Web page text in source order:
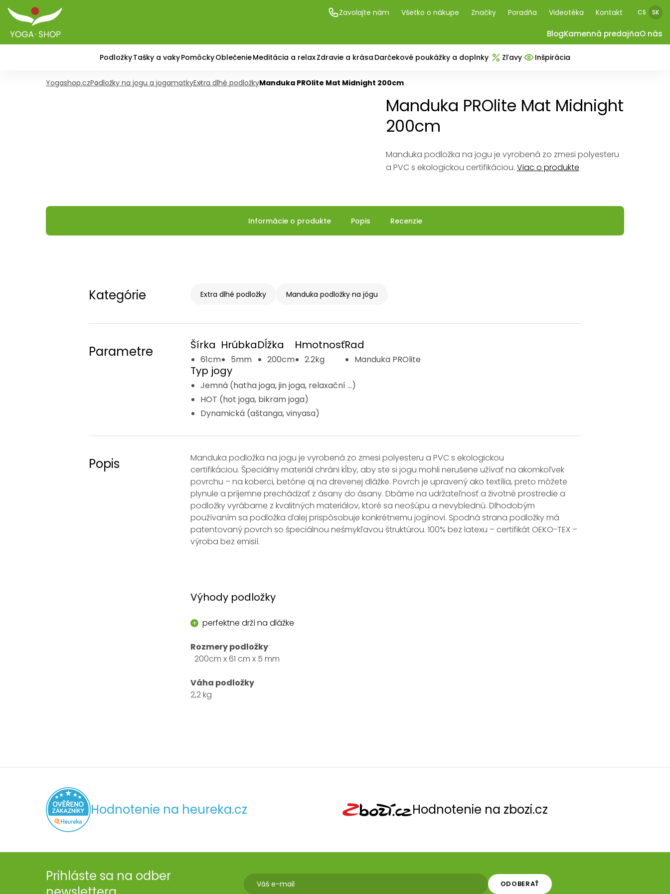
Zavolajte nám Všetko o nákupe Značky Poradňa Videotéka Kontakt CS SK
BlogKamenná predajňaO nás
PodložkyTašky a vakyPomôckyOblečenieMeditácia a relaxZdravie a krása Darčekové poukážky a doplnky Zľavy Inšpirácia
Yogashop.czPodložky na jogu a jogamatkyExtra dlhé podložkyManduka PROlite Mat Midnight 200cm
Manduka PROlite Mat Midnight
200cm
Manduka podložka na jogu je vyrobená zo zmesi polyesteru
a PVC s ekologickou certifikáciou. Viac o produkte
Informácie o produkte Popis Recenzie
Kategórie Extra dlhé podložky Manduka podložky na jógu
Parametre Šírka
61cm
Hrúbka
5mm
Dĺžka
200cm
Hmotnosť
2.2kg
Rad
Manduka PROlite
Typ jogy
Jemná (hatha joga, jin joga, relaxační ...)
HOT (hot joga, bikram joga)
Dynamická (aštanga, vinyasa)
Popis
Manduka podložka na jogu je vyrobená zo zmesi polyesteru a PVC s ekologickou
certifikáciou. Špeciálny materiál chráni kĺby, aby ste si jogu mohli nerušene užívať na akomkoľvek
povrchu – na koberci, betóne aj na drevenej dlážke. Povrch je upravený ako textília, preto môžete
plynule a príjemne prechádzať z ásany do ásany. Dbáme na udržateľnosť a životné prostredie a
podložky vyrábame z kvalitných materiálov, ktoré sa neošúpu a nevyblednú. Dlhodobým
používaním sa podložka ďalej prispôsobuje konkrétnemu jogínovi. Spodná strana podložky má
patentovaný povrch so špeciálnou nešmykľavou štruktúrou. 100% bez latexu – certifikát OEKO-TEX –
výroba bez emisií.
Výhody podložky
perfektne drží na dlážke
Rozmery podložky
200cm x 61 cm x 5 mm
Váha podložky
2,2 kg
Hodnotenie na heureka.cz Hodnotenie na zbozi.cz
Prihláste sa na odber
ODOBERAŤ